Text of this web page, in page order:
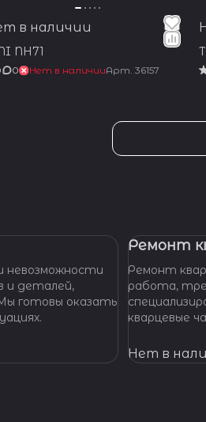
в наличии
NH71
0 Нет в наличииАрт.36157
невозможности
и деталей,
Ремонт
Ремонт
работа,
кварцевые
Нет в